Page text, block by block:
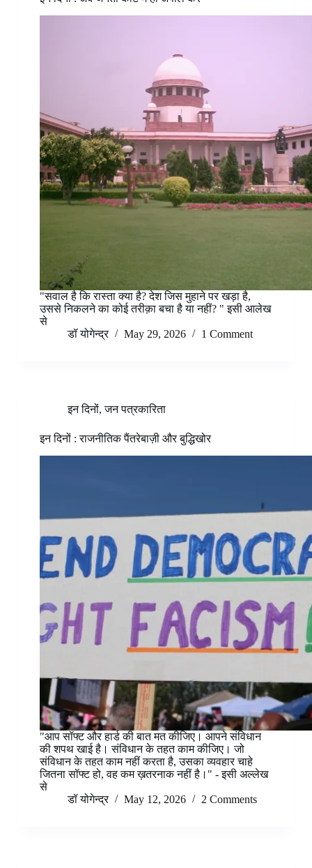
"सवाल है कि रास्ता क्या है? देश जिस मुहाने पर खड़ा है,
उससे निकलने का कोई तरीक़ा बचा है या नहीं? " इसी आलेख
से
डॉ योगेन्द्र
May 29, 2026 1 Comment
इन दिनों,जन पत्रकारिता
इन दिनों : राजनीतिक पैंतरेबाज़ी और बुद्धिखोर
"आप सॉफ्ट और हार्ड की बात मत कीजिए। आपने संविधान
की शपथ खाई है। संविधान के तहत काम कीजिए। जो
संविधान के तहत काम नहीं करता है, उसका व्यवहार चाहे
जितना सॉफ्ट हो, वह कम ख़तरनाक नहीं है।" - इसी अल्लेख
से
डॉ योगेन्द्र
May 12, 2026 2 Comments